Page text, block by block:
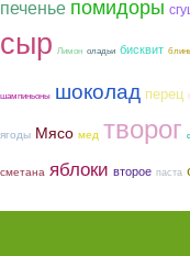
печенье помидоры
сыр Лимон оладьи бисквит
шампиньоны шоколад перец
ягоды Мясо мед творог
сметана яблоки второе паста